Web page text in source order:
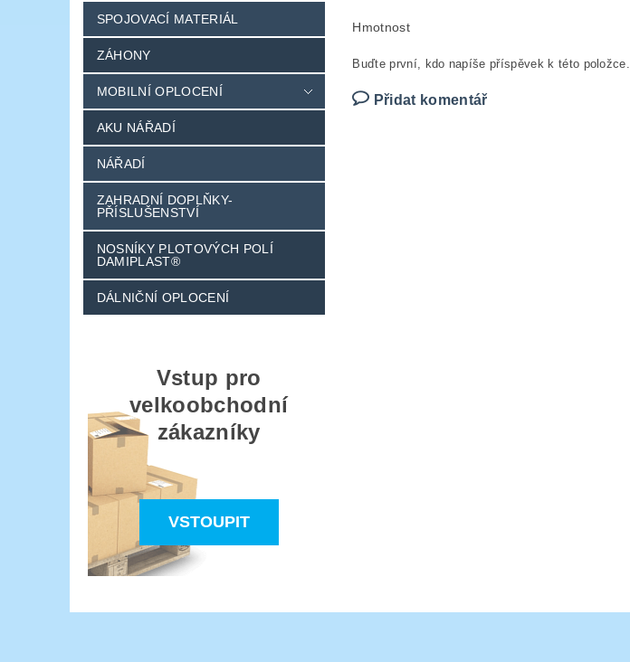
SPOJOVACÍ MATERIÁL
ZÁHONY
MOBILNÍ OPLOCENÍ
AKU NÁŘADÍ
NÁŘADÍ
ZAHRADNÍ DOPLŇKY-
PŘÍSLUŠENSTVÍ
NOSNÍKY PLOTOVÝCH POLÍ
DAMIPLAST®
DÁLNIČNÍ OPLOCENÍ
Vstup pro
velkoobchodní
zákazníky
VSTOUPIT
Hmotnost
Buďte první, kdo napíše příspěvek k této položce.
Přidat komentář